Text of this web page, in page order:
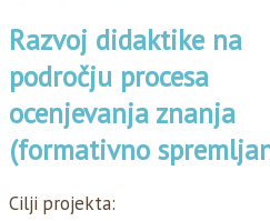
Razvoj didaktike na
področju procesa
ocenjevanja znanja
(formativno
Cilji projekta: